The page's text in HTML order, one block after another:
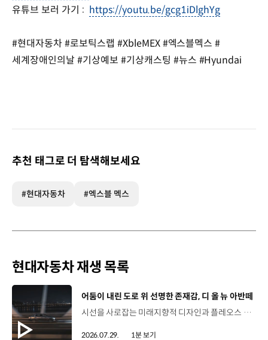
유튜브 보러 가기 : https://youtu.be/gcg1iDlghYg
#현대자동차 #로보틱스랩 #XbleMEX #엑스블멕스 #
세계장애인의날 #기상예보 #기상캐스팅 #뉴스 #Hyundai
추천 태그로 더 탐색해보세요
#현대자동차 #엑스블 멕스
현대자동차 재생 목록
[동영상]
어둠이 내린 도로 위 선명한 존재감, 디 올 뉴 아반떼
시선을 사로잡는 미래지향적 디자인과 플레오스 커넥트로 완성한 디지털 경험까지.세단의 새로운 기준을 제시하는 디 올 뉴 아반떼를 만나보세요. *본 영상은 AI를 활용해 제작했습니다. #현대자동차 #디올뉴아반떼 #아반떼 #플레오스커넥트 #글레오AI 유튜브 쇼츠 보기
2026.07.29. 1분 보기